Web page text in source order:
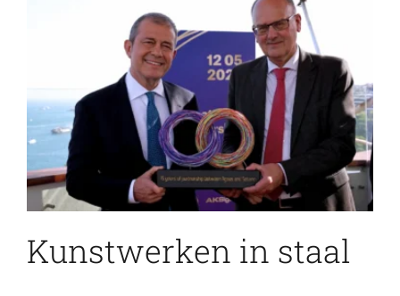
Kunstwerken in staal